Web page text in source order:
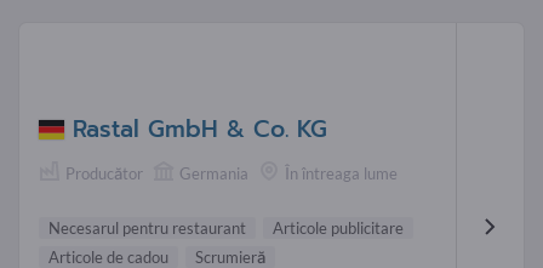
Rastal GmbH & Co. KG
Producător Germania În întreaga lume
Necesarul pentru restaurant
Articole publicitare
Articole de cadou
Scrumieră